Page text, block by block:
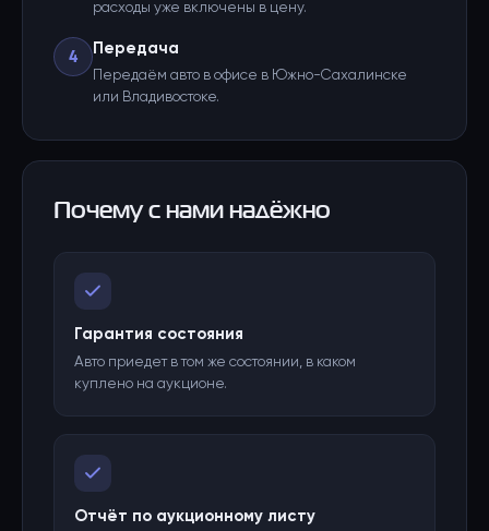
расходы уже включены в цену.
4 Передача
Передаём авто в офисе в Южно-Сахалинске
или Владивостоке.
Почему с нами надёжно
Гарантия состояния
Авто приедет в том же состоянии, в каком
куплено на аукционе.
Отчёт по аукционному листу